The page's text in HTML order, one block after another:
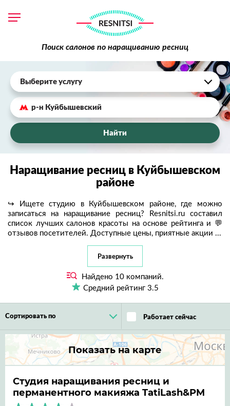
Поиск салонов по наращиванию ресниц
Выберите услугу
Найти
Наращивание ресниц в Куйбышевском
районе
↪ Ищете студию в Куйбышевском районе, где можно
записаться на наращивание ресниц? Resnitsi.ru составил
список лучших салонов красоты на основе рейтинга и 💬
отзывов посетителей. Доступные цены, приятные акции ...
Развернуть
Найдено 10компаний.
Средний рейтинг 3.5
Сортировать по Работает сейчас
Показать на карте
Студия наращивания ресниц и
перманентного макияжа TatiLash&PM